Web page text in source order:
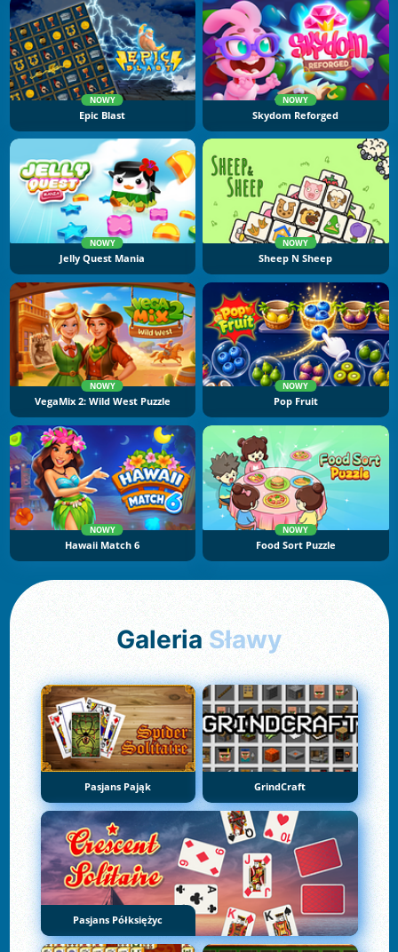
NOWY
Epic Blast
NOWY
Skydom Reforged
NOWY
Jelly Quest Mania
NOWY
Sheep N Sheep
NOWY
VegaMix 2: Wild West Puzzle
NOWY
Pop Fruit
NOWY
Hawaii Match 6
NOWY
Food Sort Puzzle
Galeria Sławy
Pasjans Pająk GrindCraft
Pasjans Półksiężyc